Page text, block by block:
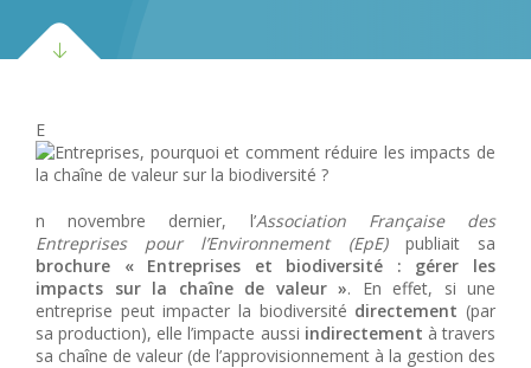
E
n novembre dernier, l’Association Française des
Entreprises pour l’Environnement (EpE)publiait sa
brochure « Entreprises et biodiversité : gérer les
impacts sur la chaîne de valeur ». En effet, si une
entreprise peut impacter la biodiversité directement (par
sa production), elle l’impacte aussi indirectement à travers
sa chaîne de valeur (de l’approvisionnement à la gestion des